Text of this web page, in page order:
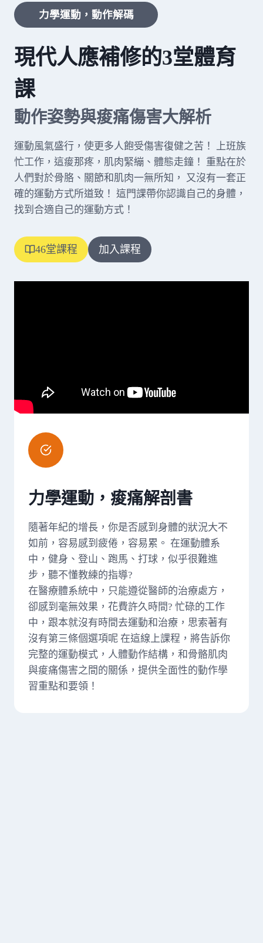
力學運動，動作解碼
現代人應補修的3堂體育
課
動作姿勢與痠痛傷害大解析
運動風氣盛行，使更多人飽受傷害復健之苦！ 上班族
忙工作，這痠那疼，肌肉緊繃、體態走鐘！ 重點在於
人們對於骨胳、關節和肌肉一無所知， 又沒有一套正
確的運動方式所道致！ 這門課帶你認識自己的身體，
找到合適自己的運動方式！
46堂課程 加入課程
力學運動，痠痛解剖書
隨著年紀的增長，你是否感到身體的狀況大不
如前，容易感到疲倦，容易累。 在運動體系
中，健身、登山、跑馬、打球，似乎很難進
步，聽不懂教練的指導?
在醫療體系統中，只能遵從醫師的治療處方，
卻感到毫無效果，花費許久時間? 忙碌的工作
中，跟本就沒有時間去運動和治療，思索著有
沒有第三條個選項呢 在這線上課程，將告訴你
完整的運動模式，人體動作結構，和骨骼肌肉
與痠痛傷害之間的關係，提供全面性的動作學
習重點和要領！